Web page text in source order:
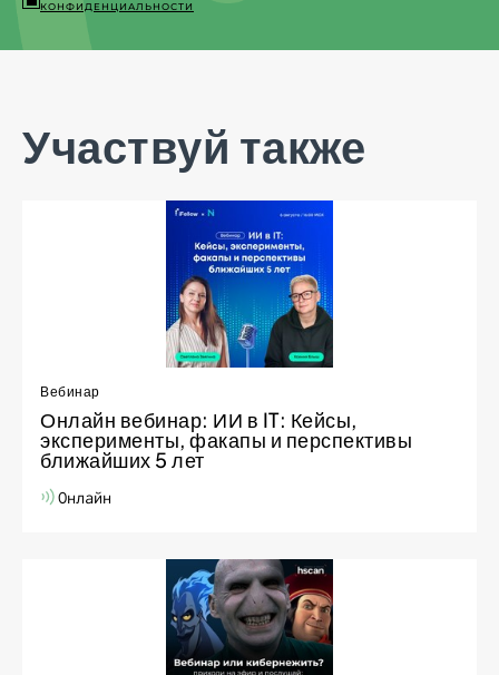
КОНФИДЕНЦИАЛЬНОСТИ
Участвуй также
Вебинар
Онлайн вебинар: ИИ в IT: Кейсы,
эксперименты, факапы и перспективы
ближайших 5 лет
Онлайн